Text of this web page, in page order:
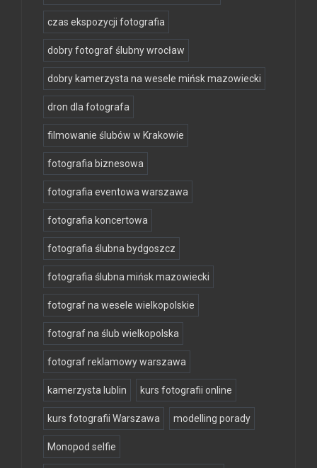
czas ekspozycji fotografia
dobry fotograf ślubny wrocław
dobry kamerzysta na wesele mińsk mazowiecki
dron dla fotografa
filmowanie ślubów w Krakowie
fotografia biznesowa
fotografia eventowa warszawa
fotografia koncertowa
fotografia ślubna bydgoszcz
fotografia ślubna mińsk mazowiecki
fotograf na wesele wielkopolskie
fotograf na ślub wielkopolska
fotograf reklamowy warszawa
kamerzysta lublin kurs fotografii online
kurs fotografii Warszawa modelling porady
Monopod selfie